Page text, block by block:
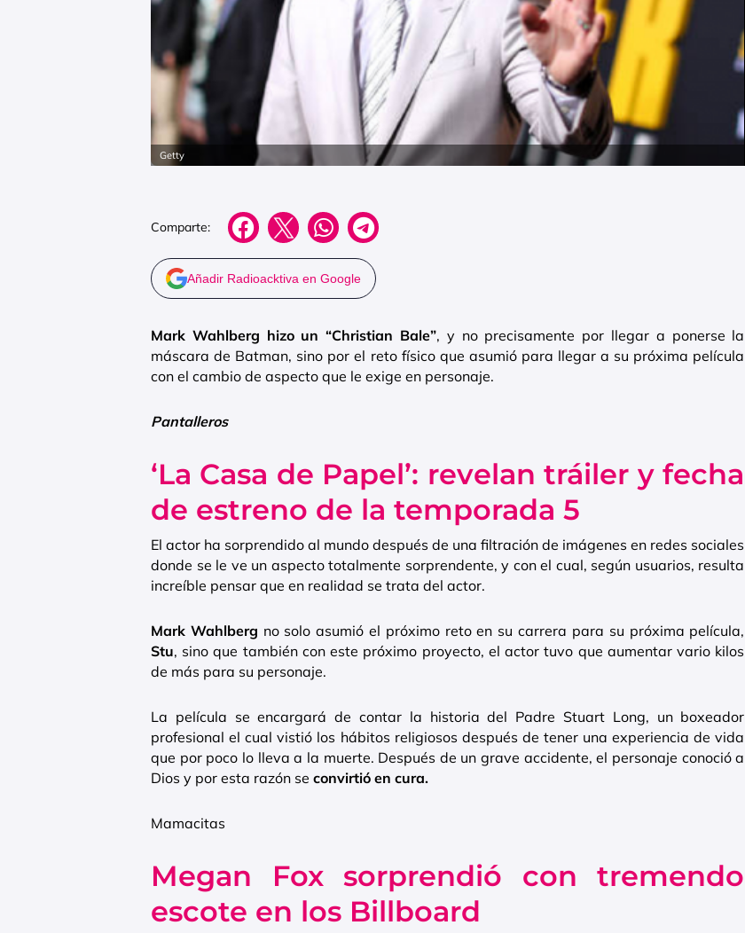
Getty
Comparte:
Añadir Radioacktiva en Google
Mark Wahlberg hizo un “Christian Bale”, y no precisamente por llegar a ponerse la
máscara de Batman, sino por el reto físico que asumió para llegar a su próxima película
con el cambio de aspecto que le exige en personaje.
Pantalleros
‘La Casa de Papel’: revelan tráiler y fecha
de estreno de la temporada 5
El actor ha sorprendido al mundo después de una filtración de imágenes en redes sociales
donde se le ve un aspecto totalmente sorprendente, y con el cual, según usuarios, resulta
increíble pensar que en realidad se trata del actor.
Mark Wahlberg no solo asumió el próximo reto en su carrera para su próxima película,
Stu, sino que también con este próximo proyecto, el actor tuvo que aumentar vario kilos
de más para su personaje.
La película se encargará de contar la historia del Padre Stuart Long, un boxeador
profesional el cual vistió los hábitos religiosos después de tener una experiencia de vida
que por poco lo lleva a la muerte. Después de un grave accidente, el personaje conoció a
Dios y por esta razón se convirtió en cura.
Mamacitas
Megan Fox sorprendió con tremendo
escote en los Billboard